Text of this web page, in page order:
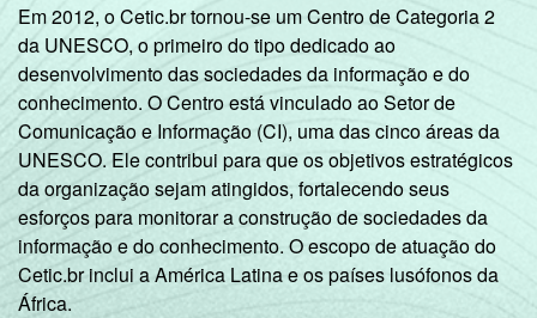
Em 2012, o Cetic.br tornou-se um Centro de Categoria 2
da UNESCO, o primeiro do tipo dedicado ao
desenvolvimento das sociedades da informação e do
conhecimento. O Centro está vinculado ao Setor de
Comunicação e Informação (CI), uma das cinco áreas da
UNESCO. Ele contribui para que os objetivos estratégicos
da organização sejam atingidos, fortalecendo seus
esforços para monitorar a construção de sociedades da
informação e do conhecimento. O escopo de atuação do
Cetic.br inclui a América Latina e os países lusófonos da
África.